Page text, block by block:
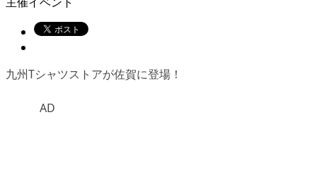
九州Tシャツストアが佐賀に登場！
AD